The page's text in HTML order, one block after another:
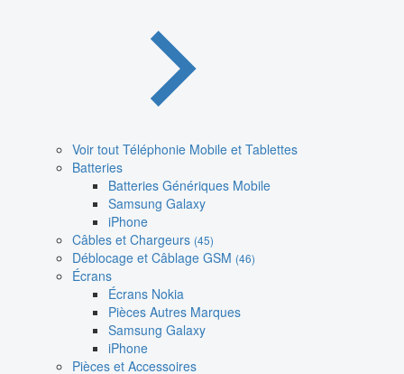
Voir tout Téléphonie Mobile et Tablettes
Batteries
Batteries Génériques Mobile
Samsung Galaxy
iPhone
Câbles et Chargeurs (45)
Déblocage et Câblage GSM (46)
Écrans
Écrans Nokia
Pièces Autres Marques
Samsung Galaxy
iPhone
Pièces et Accessoires